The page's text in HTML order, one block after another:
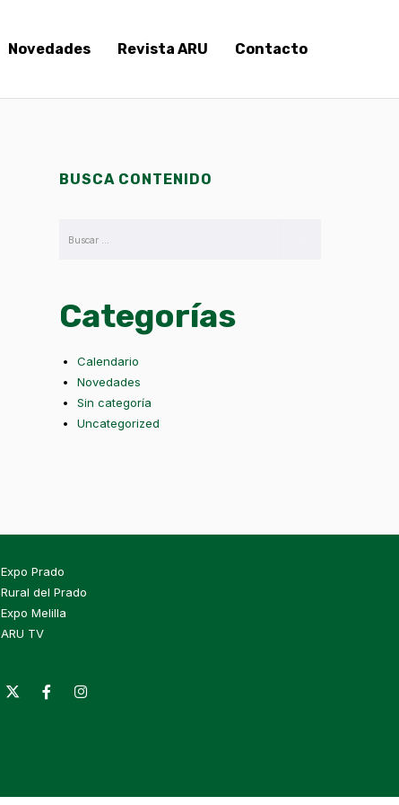
Novedades Revista ARU Contacto
BUSCA CONTENIDO
Categorías
Calendario
Novedades
Sin categoría
Uncategorized
Expo Prado
Rural del Prado
Expo Melilla
ARU TV